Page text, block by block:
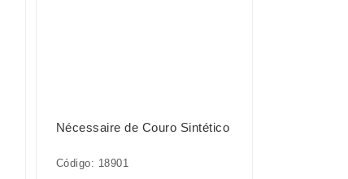
Nécessaire de Couro Sintético
Código: 18901